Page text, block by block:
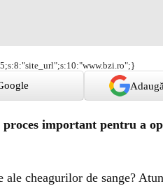
important pentru a
cheagurilor de sange?